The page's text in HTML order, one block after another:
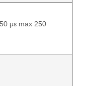
με max 250